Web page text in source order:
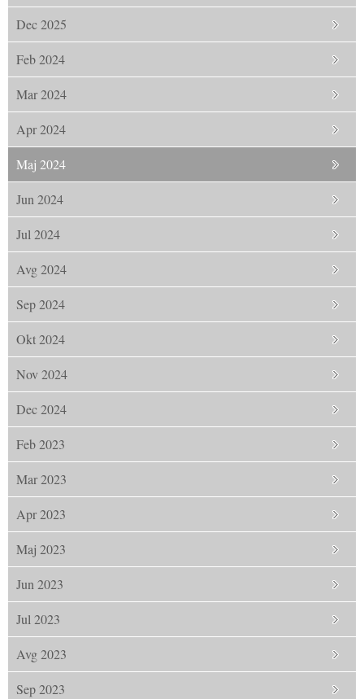
Dec 2025
Feb 2024
Mar 2024
Apr 2024
Maj 2024
Jun 2024
Jul 2024
Avg 2024
Sep 2024
Okt 2024
Nov 2024
Dec 2024
Feb 2023
Mar 2023
Apr 2023
Maj 2023
Jun 2023
Jul 2023
Avg 2023
Sep 2023